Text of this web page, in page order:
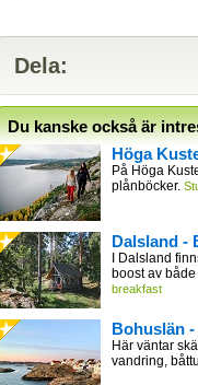
Dela:
Du kanske också är
Höga
På Höga
plånböcker.
Dalsland -
I Dalsland
boost av
breakfast
Bohuslän
Här väntar
vandring,